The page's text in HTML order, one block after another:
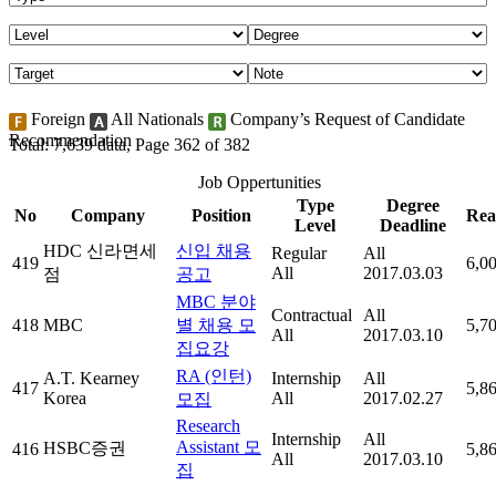
Foreign All Nationals
Company’s Request of Candidate
Recommendation
Total: 7,639 data, Page 362 of 382
Job Oppertunities
No
Company Position
Type
Level
Degree
Deadline
419
HDC 신라면세
점
신입 채용
공고
Regular
All
All
2017.03.03
418 MBC
MBC 분야
별 채용 모
집요강
Contractual
All
All
2017.03.10
417
A.T. Kearney
Korea
RA (인턴)
모집
Internship
All
All
2017.02.27
416 HSBC증권
Research
Assistant 모
집
Internship
All
All
2017.03.10